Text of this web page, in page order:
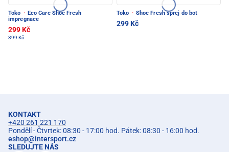
Toko · Eco Care Shoe Fresh
impregnace
299 Kč
399 Kč
Toko · Shoe Fresh sprej do bot
299 Kč
KONTAKT
+420 261 221 170
Pondělí - Čtvrtek: 08:30 - 17:00 hod. Pátek: 08:30 - 16:00 hod.
eshop@intersport.cz
SLEDUJTE NÁS